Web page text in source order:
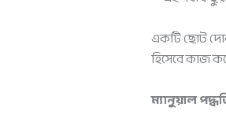
একটি ছোট
হিসেবে কাজ
ম্যানুয়াল